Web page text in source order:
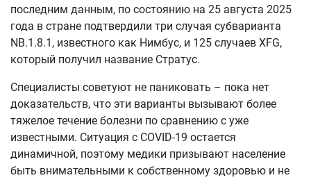
последним данным, по состоянию на 25 августа 2025
года в стране подтвердили три случая субварианта
NB.1.8.1, известного как Нимбус, и 125 случаев XFG,
который получил название Стратус.
Специалисты советуют не паниковать – пока нет
доказательств, что эти варианты вызывают более
тяжелое течение болезни по сравнению с уже
известными. Ситуация с COVID-19 остается
динамичной, поэтому медики призывают население
быть внимательными к собственному здоровью и не